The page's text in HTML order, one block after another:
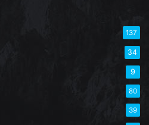
137
34
9
80
39